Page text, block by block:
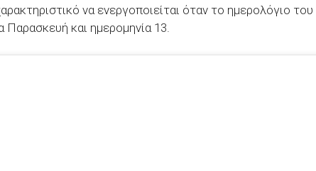
να ενεργοποιείται όταν το ημερολόγιο του
Παρασκευή και ημερομηνία 13.